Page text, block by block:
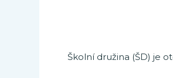
Školní družina (ŠD) je